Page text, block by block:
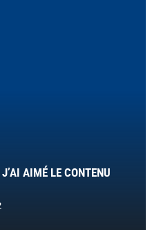
AIMÉ LE CONTENU